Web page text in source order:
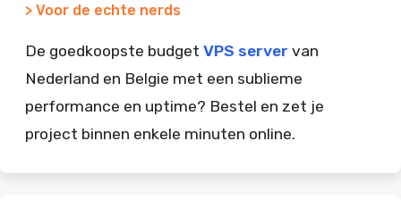
> Voor de echte nerds
De goedkoopste budget VPS server van
Nederland en Belgie met een sublieme
performance en uptime? Bestel en zet je
project binnen enkele minuten online.